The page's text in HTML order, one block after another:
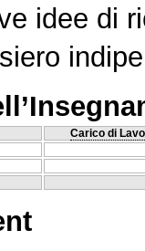
idee di
Carico di